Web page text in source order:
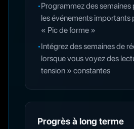
•Programmez des semaines
les événements importants
« Pic de forme »
•Intégrez des semaines de
lorsque vous voyez des
tension » constantes
Progrès à long terme